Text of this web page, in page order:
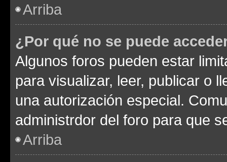
Arriba
¿Por qué no se puede
Algunos foros pueden estar
para visualizar, leer, publicar o
una autorización especial.
administrdor del foro para que
Arriba